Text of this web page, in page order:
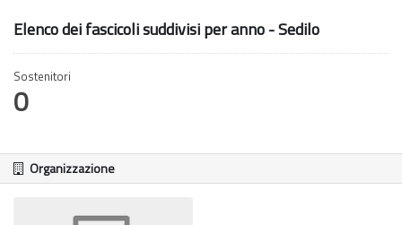
Elenco dei fascicoli suddivisi per anno - Sedilo
Sostenitori
0
Organizzazione